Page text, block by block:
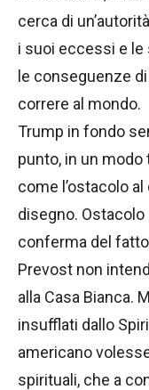
cerca di
i suoi eccessi e le
le conseguenze
correre al mondo.
Trump in fondo
punto, in un modo
come l’ostacolo
disegno. Ostacolo
conferma del
Prevost non
alla Casa Bianca.
insufflati dallo
americano
spirituali, che a